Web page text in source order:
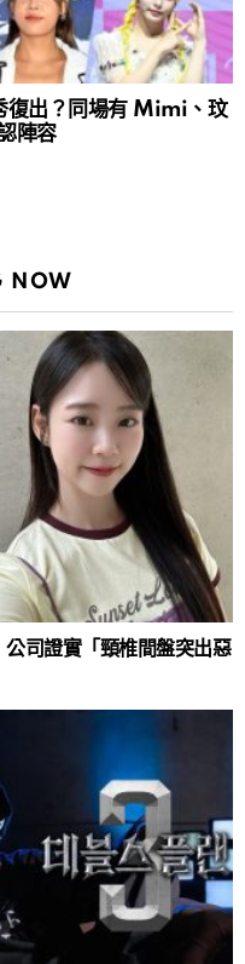
出？同場有 Mimi、玟
陣容
NOW
司證實「頸椎間盤突出惡